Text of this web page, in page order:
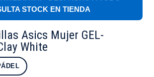
STOCK EN TIENDA
Asics Mujer GEL-
White